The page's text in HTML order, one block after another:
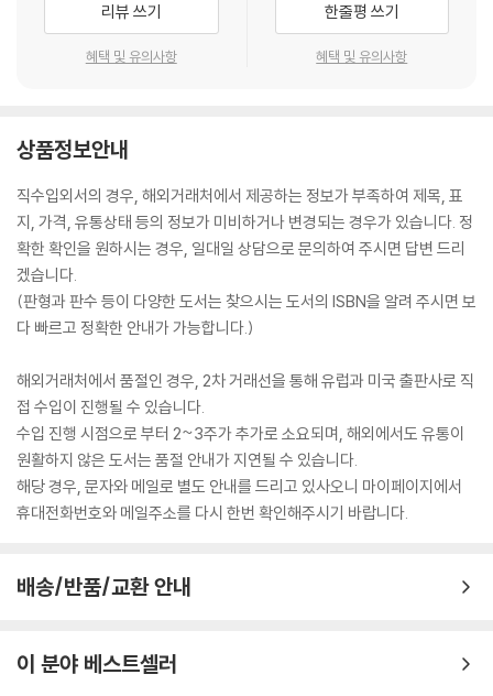
리뷰 쓰기
혜택 및 유의사항
한줄평 쓰기
혜택 및 유의사항
상품정보안내
직수입외서의 경우, 해외거래처에서 제공하는 정보가 부족하여 제목, 표
지, 가격, 유통상태 등의 정보가 미비하거나 변경되는 경우가 있습니다. 정
확한 확인을 원하시는 경우, 일대일 상담으로 문의하여 주시면 답변 드리
겠습니다.
(판형과 판수 등이 다양한 도서는 찾으시는 도서의 ISBN을 알려 주시면 보
다 빠르고 정확한 안내가 가능합니다.)
해외거래처에서 품절인 경우, 2차 거래선을 통해 유럽과 미국 출판사로 직
접 수입이 진행될 수 있습니다.
수입 진행 시점으로 부터 2~3주가 추가로 소요되며, 해외에서도 유통이
원활하지 않은 도서는 품절 안내가 지연될 수 있습니다.
해당 경우, 문자와 메일로 별도 안내를 드리고 있사오니 마이페이지에서
휴대전화번호와 메일주소를 다시 한번 확인해주시기 바랍니다.
배송/반품/교환 안내
이 분야 베스트셀러